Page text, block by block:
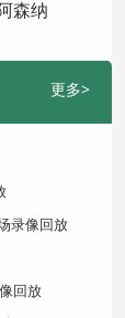
森纳
更多>
录像回放
回放